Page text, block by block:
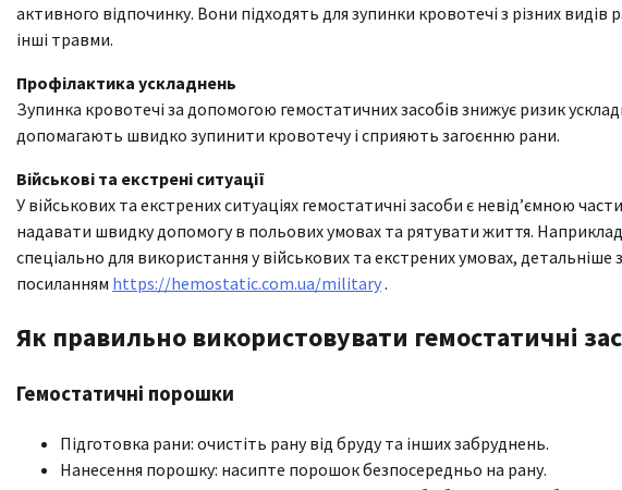
активного відпочинку. Вони підходять для зупинки кровотечі з різних
інші травми.
Профілактика ускладнень
Зупинка кровотечі за допомогою гемостатичних засобів знижує ризик
допомагають швидко зупинити кровотечу і сприяють загоєнню рани.
Військові та екстрені ситуації
У військових та екстрених ситуаціях гемостатичні засоби є невід’ємною
надавати швидку допомогу в польових умовах та рятувати життя.
спеціально для використання у військових та екстрених умовах, детальніше
посиланням https://hemostatic.com.ua/military.
Як правильно використовувати гемостатичні
Гемостатичні порошки
Підготовка рани: очистіть рану від бруду та інших забруднень.
Нанесення порошку: насипте порошок безпосередньо на рану.